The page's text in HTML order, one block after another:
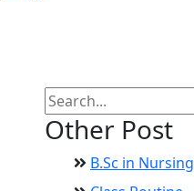
Other Post
B.Sc in Nursing